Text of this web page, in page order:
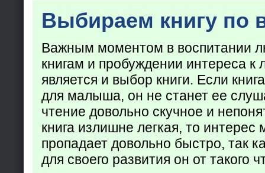
Выбираем книгу по
Важным моментом в воспитании
книгам и пробуждении интереса к
является и выбор книги. Если
для малыша, он не станет ее
чтение довольно скучное и
книга излишне легкая, то
пропадает довольно быстро, так
для своего развития он от такого